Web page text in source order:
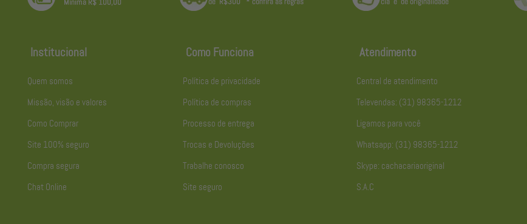
Institucional
Quem somos
Missão, visão e valores
Como Comprar
Site 100% seguro
Compra segura
Chat Online
Como Funciona
Política de privacidade
Política de compras
Processo de entrega
Trocas e Devoluções
Trabalhe conosco
Site seguro
Atendimento
Central de atendimento
Televendas: (31) 98365-1212
Ligamos para você
Whatsapp: (31) 98365-1212
Skype: cachacariaoriginal
S.A.C